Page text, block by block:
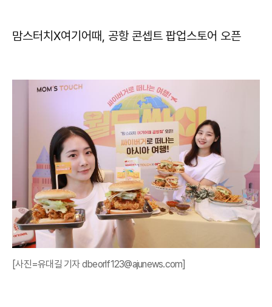
맘스터치X여기어때, 공항 콘셉트 팝업스토어 오픈​
[사진=유대길 기자 dbeorlf123@ajunews.com]